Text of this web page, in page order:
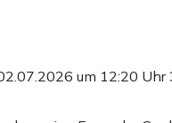
um 12:20 Uhr